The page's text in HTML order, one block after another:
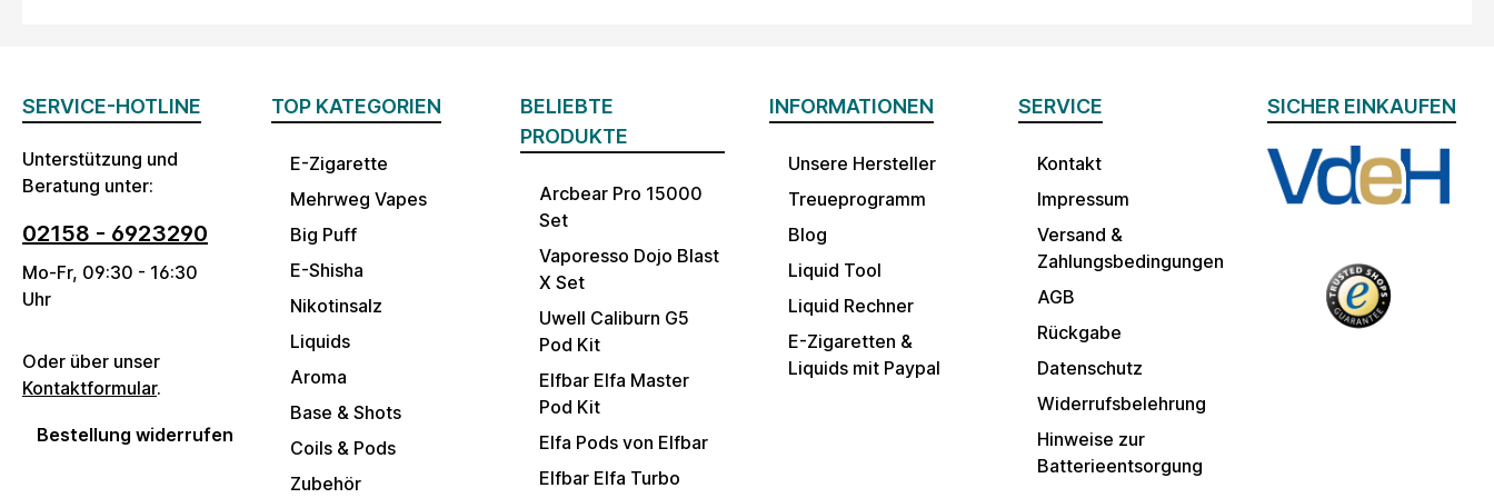
SERVICE-HOTLINE
Unterstützung und
Beratung unter:
02158 - 6923290
Mo-Fr, 09:30 - 16:30
Uhr
Oder über unser
Kontaktformular.
Bestellung widerrufen
TOP KATEGORIEN
E-Zigarette
Mehrweg Vapes
Big Puff
E-Shisha
Nikotinsalz
Liquids
Aroma
Base & Shots
Coils & Pods
Zubehör
BELIEBTE
PRODUKTE
Arcbear Pro 15000
Set
Vaporesso Dojo Blast
X Set
Uwell Caliburn G5
Pod Kit
Elfbar Elfa Master
Pod Kit
Elfa Pods von Elfbar
Elfbar Elfa Turbo
INFORMATIONEN
Unsere Hersteller
Treueprogramm
Blog
Liquid Tool
Liquid Rechner
E-Zigaretten &
Liquids mit Paypal
SERVICE
Kontakt
Impressum
Versand &
Zahlungsbedingungen
AGB
Rückgabe
Datenschutz
Widerrufsbelehrung
Hinweise zur
Batterieentsorgung
SICHER EINKAUFEN